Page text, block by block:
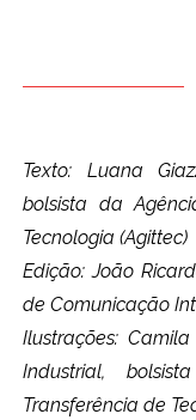
Texto: Luana
bolsista da
Tecnologia (Agittec)
Edição: João
de Comunicação
Ilustrações:
Industrial,
Transferência de